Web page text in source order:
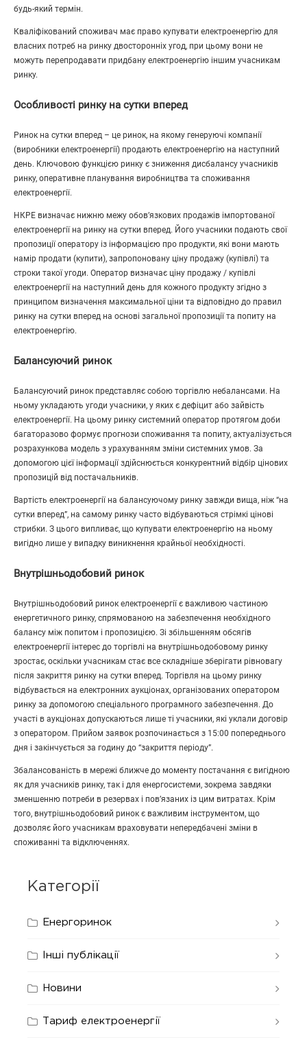
будь-який термін.
Кваліфікований споживач має право купувати електроенергію для
власних потреб на ринку двосторонніх угод, при цьому вони не
можуть перепродавати придбану електроенергію іншим учасникам
ринку.
Особливості ринку на сутки вперед
Ринок на сутки вперед – це ринок, на якому генеруючі компанії
(виробники електроенергії) продають електроенергію на наступний
день. Ключовою функцією ринку є зниження дисбалансу учасників
ринку, оперативне планування виробництва та споживання
електроенергії.
НКРЕ визначає нижню межу обов’язкових продажів імпортованої
електроенергії на ринку на сутки вперед. Його учасники подають свої
пропозиції оператору із інформацією про продукти, які вони мають
намір продати (купити), запропоновану ціну продажу (купівлі) та
строки такої угоди. Оператор визначає ціну продажу / купівлі
електроенергії на наступний день для кожного продукту згідно з
принципом визначення максимальної ціни та відповідно до правил
ринку на сутки вперед на основі загальної пропозиції та попиту на
електроенергію.
Балансуючий ринок
Балансуючий ринок представляє собою торгівлю небалансами. На
ньому укладають угоди учасники, у яких є дефіцит або зайвість
електроенергії. На цьому ринку системний оператор протягом доби
багаторазово формує прогнози споживання та попиту, актуалізується
розрахункова модель з урахуванням зміни системних умов. За
допомогою цієї інформації здійснюється конкурентний відбір цінових
пропозицій від постачальників.
Вартість електроенергії на балансуючому ринку завжди вища, ніж “на
сутки вперед”, на самому ринку часто відбуваються стрімкі цінові
стрибки. З цього випливає, що купувати електроенергію на ньому
вигідно лише у випадку виникнення крайньої необхідності.
Внутрішньодобовий ринок
Внутрішньодобовий ринок електроенергії є важливою частиною
енергетичного ринку, спрямованою на забезпечення необхідного
балансу між попитом і пропозицією. Зі збільшенням обсягів
електроенергії інтерес до торгівлі на внутрішньодобовому ринку
зростає, оскільки учасникам стає все складніше зберігати рівновагу
після закриття ринку на сутки вперед. Торгівля на цьому ринку
відбувається на електронних аукціонах, організованих оператором
ринку за допомогою спеціального програмного забезпечення. До
участі в аукціонах допускаються лише ті учасники, які уклали договір
з оператором. Прийом заявок розпочинається з 15:00 попереднього
дня і закінчується за годину до “закриття періоду”.
Збалансованість в мережі ближче до моменту постачання є вигідною
як для учасників ринку, так і для енергосистеми, зокрема завдяки
зменшенню потреби в резервах і пов’язаних із цим витратах. Крім
того, внутрішньодобовий ринок є важливим інструментом, що
дозволяє його учасникам враховувати непередбачені зміни в
споживанні та відключеннях.
Категорії
Енергоринок
Інші публікації
Новини
Тариф електроенергії